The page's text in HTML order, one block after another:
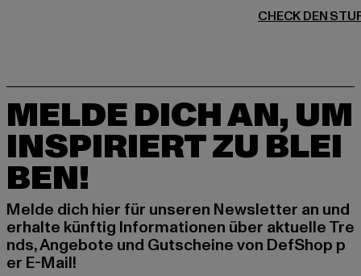
MELDE DICH AN, UM
INSPIRIERT ZU BLEI
BEN!
Melde dich hier für unseren Newsletter an und
erhalte künftig Informationen über aktuelle Tre
nds, Angebote und Gutscheine von DefShop p
er E-Mail!